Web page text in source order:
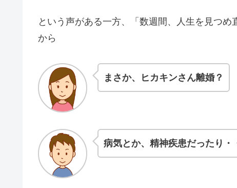
という声がある一方、「数週間、人生を見つ
から
まさか、ヒカキンさん離婚？
病気とか、精神疾患だったり・